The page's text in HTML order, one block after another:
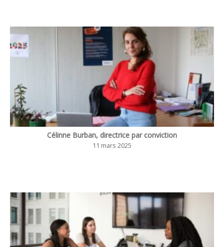
Célinne Burban, directrice par conviction
11 mars 2025